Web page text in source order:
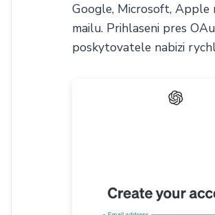
Google, Microsoft, Apple
mailu. Prihlaseni pres
poskytovatele nabizi